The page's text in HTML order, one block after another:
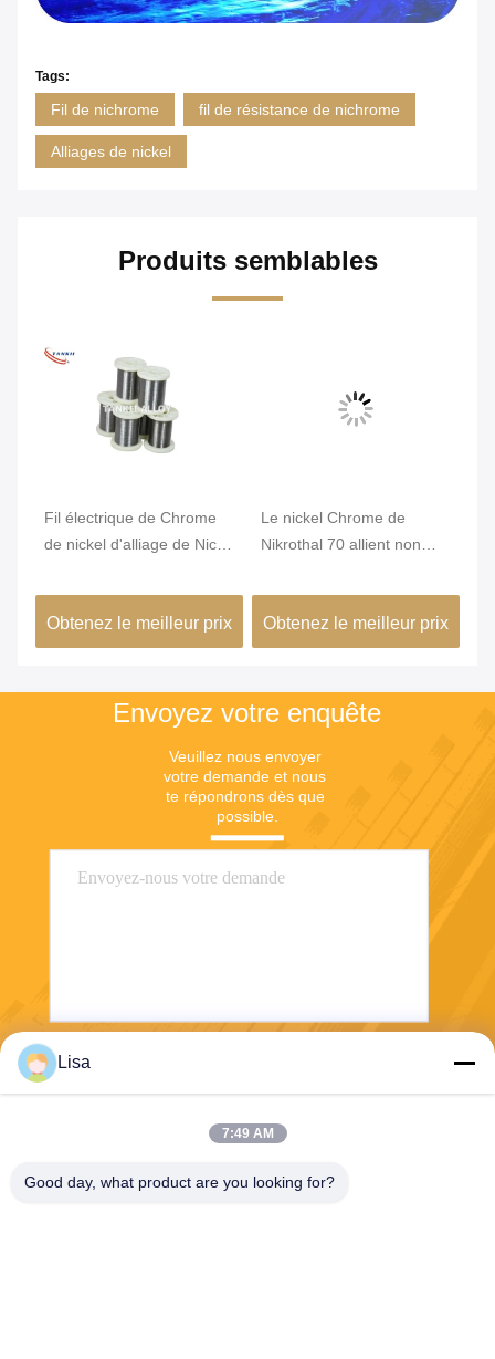
Tags:
Fil de nichrome fil de résistance de nichrome
Alliages de nickel
Produits semblables
Fil électrique de Chrome
de nickel d'alliage de Nicr
6j22
Obtenez le meilleur prix
Le nickel Chrome de
Nikrothal 70 allient non
Obtenez le meilleur prix
Envoyez votre enquête
Veuillez nous envoyer
votre demande et nous
te répondrons dès que
possible.
Lisa
7:49 AM
Good day, what product are you looking for?